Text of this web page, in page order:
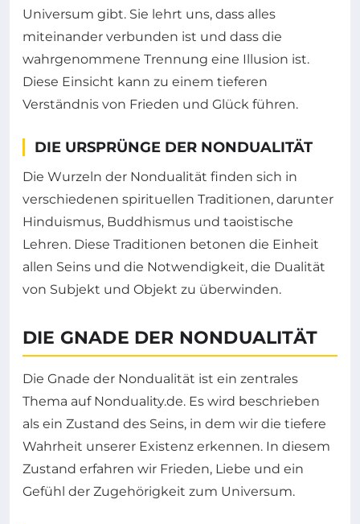
Universum gibt. Sie lehrt uns, dass alles
miteinander verbunden ist und dass die
wahrgenommene Trennung eine Illusion ist.
Diese Einsicht kann zu einem tieferen
Verständnis von Frieden und Glück führen.
DIE URSPRÜNGE DER NONDUALITÄT
Die Wurzeln der Nondualität finden sich in
verschiedenen spirituellen Traditionen, darunter
Hinduismus, Buddhismus und taoistische
Lehren. Diese Traditionen betonen die Einheit
allen Seins und die Notwendigkeit, die Dualität
von Subjekt und Objekt zu überwinden.
DIE GNADE DER NONDUALITÄT
Die Gnade der Nondualität ist ein zentrales
Thema auf Nonduality.de. Es wird beschrieben
als ein Zustand des Seins, in dem wir die tiefere
Wahrheit unserer Existenz erkennen. In diesem
Zustand erfahren wir Frieden, Liebe und ein
Gefühl der Zugehörigkeit zum Universum.